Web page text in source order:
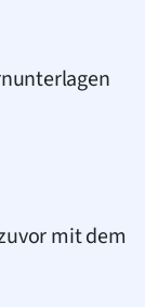
mit dem